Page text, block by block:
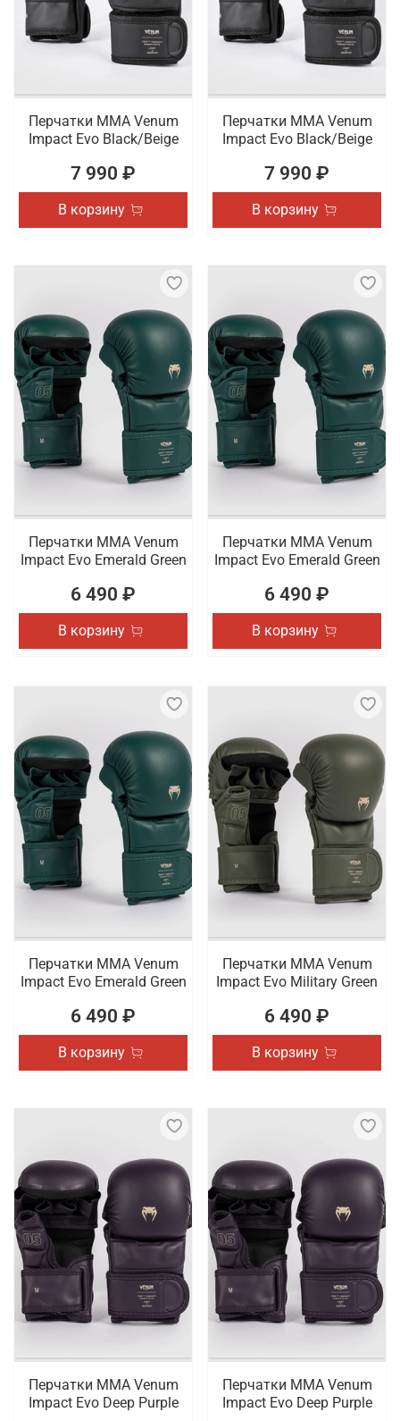
Перчатки ММА Venum
Impact Evo Black/Beige
7 990 ₽
В корзину
Перчатки ММА Venum
Impact Evo Black/Beige
7 990 ₽
В корзину
Перчатки ММА Venum
Impact Evo Emerald Green
6 490 ₽
В корзину
Перчатки ММА Venum
Impact Evo Emerald Green
6 490 ₽
В корзину
Перчатки ММА Venum
Impact Evo Emerald Green
6 490 ₽
В корзину
Перчатки ММА Venum
Impact Evo Military Green
6 490 ₽
В корзину
Перчатки ММА Venum
Impact Evo Deep Purple
Перчатки ММА Venum
Impact Evo Deep Purple